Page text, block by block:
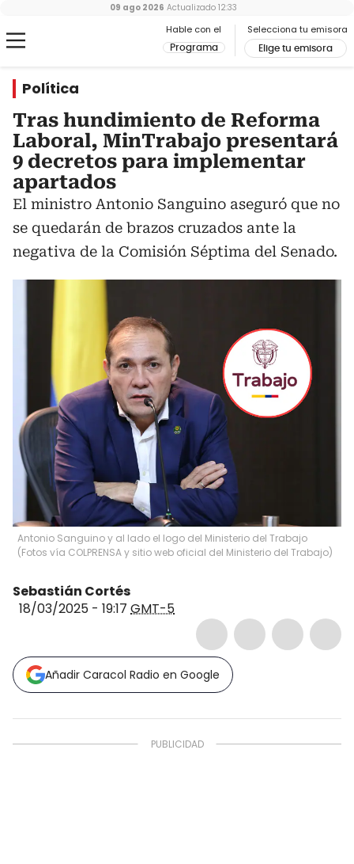
Hable con el
Programa
Selecciona tu emisora
Elige tu emisora
09 ago 2026 Actualizado 12:33
Política
Tras hundimiento de Reforma
Laboral, MinTrabajo presentará
9 decretos para implementar
apartados
El ministro Antonio Sanguino aseguró que no
se quedarán de brazos cruzados ante la
negativa de la Comisión Séptima del Senado.
Antonio Sanguino y al lado el logo del Ministerio del Trabajo
(Fotos vía COLPRENSA y sitio web oficial del Ministerio del Trabajo)
Sebastián Cortés
18/03/2025 - 19:17 GMT-5
Añadir Caracol Radio en Google